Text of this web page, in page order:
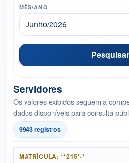
MÊS/ANO
Pesquisar
Servidores
Os valores exibidos seguem a
dados disponíveis para consulta
9943 registros
MATRÍCULA: **215*-*